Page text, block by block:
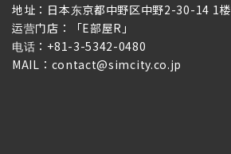
地址：日本东京都中野区中野2-30-14 1楼
运营门店：「E部屋R」
电话：+81-3-5342-0480
MAIL：contact@simcity.co.jp